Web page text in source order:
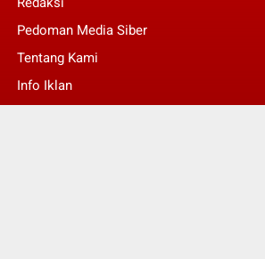
Pedoman Media Siber
Tentang Kami
Info Iklan